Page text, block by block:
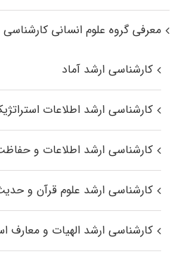
معرفی گروه علوم انسانی کارشناسی
کارشناسی ارشد آماد
کارشناسی ارشد اطلاعات
کارشناسی ارشد اطلاعات و
کارشناسی ارشد علوم قرآن و
کارشناسی ارشد الهیات و